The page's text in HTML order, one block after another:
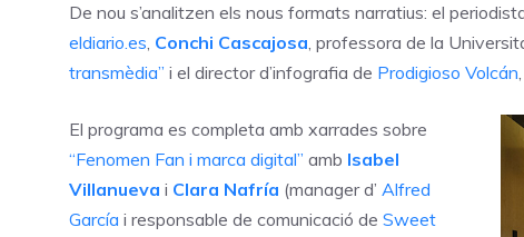
De nou s’analitzen els nous formats narratius: el
eldiario.es, Conchi Cascajosa, professora de la
transmèdia” i el director d’infografia de Prodigioso Volcán,
El programa es completa amb xarrades sobre
“Fenomen Fan i marca digital” amb Isabel
Villanueva i Clara Nafría (manager d’ Alfred
García i responsable de comunicació de Sweet